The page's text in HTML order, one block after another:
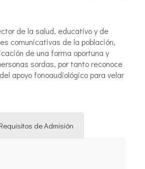
de la salud, educativo y de
comunicativas de la población,
de una forma oportuna y
sordas, por tanto reconoce
apoyo fonoaudiológico para velar
Requisitos de Admisión